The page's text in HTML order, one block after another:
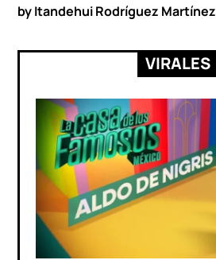
byItandehui Rodríguez Martínez
VIRALES